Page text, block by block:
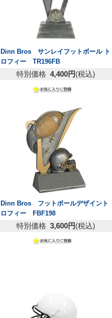
Dinn Bros サンレイフットボール ト
ロフィー TR196FB
特別価格 4,400円(税込)
Dinn Bros フットボールデザイント
ロフィー FBF198
特別価格 3,600円(税込)